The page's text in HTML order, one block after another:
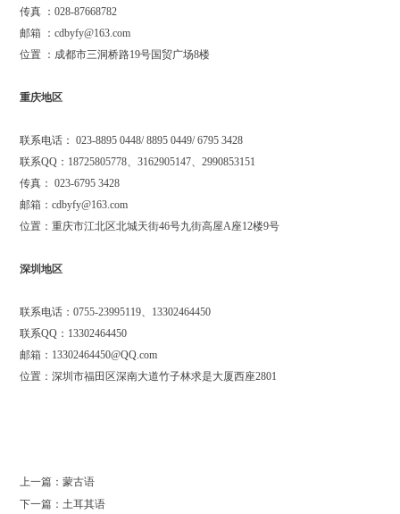
传真 ：028-87668782
邮箱
：cdbyfy@163.com
位置 ：成都市三洞桥路19号国贸广场8楼
重庆地区
联系电话： 023-8895 0448/ 8895 0449/ 6795 3428
联系QQ ： 18725805778、3162905147、2990853151
传真： 023-6795 3428
邮箱：cdbyfy@163.com
位置：重庆市江北区北城天街46号九街高屋A座12楼9号
深圳地区
联系电话：0755-23995119、 13302464450
联系QQ ： 13302464450
邮箱： 13302464450@QQ.com
位置：深圳市福田区深南大道竹子林求是大厦西座2801
上一篇：蒙古语
下一篇：土耳其语